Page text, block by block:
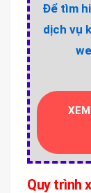
Để tìm
dịch vụ
Quy trình